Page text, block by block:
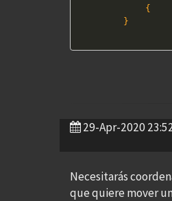
{
}
29-Apr-2020
Necesitarás
que quiere mover